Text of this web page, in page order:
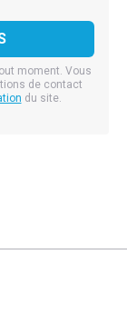
moment. Vous
de contact
du site.